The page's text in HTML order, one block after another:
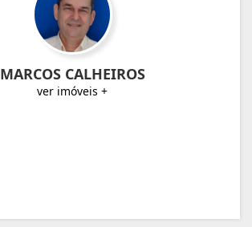
MARCOS CALHEIROS
ver imóveis +